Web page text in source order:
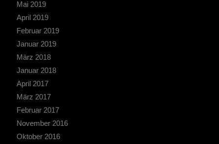
Mai 2019
April 2019
Februar 2019
Januar 2019
März 2018
Januar 2018
April 2017
März 2017
Februar 2017
November 2016
Oktober 2016